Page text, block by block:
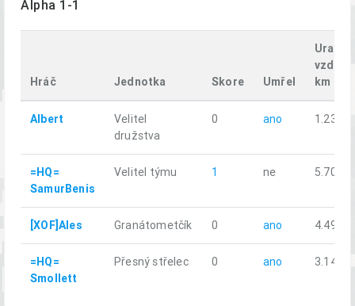
Alpha 1-1
Hráč Jednotka Skore Umřel
km
Albert
Velitel
družstva
0 ano 1.23
=HQ=
SamurBenis
Velitel týmu 1 ne 5.70
[XOF]Ales Granátometčík 0 ano 4.49
=HQ=
Smollett
Přesný střelec 0 ano 3.14